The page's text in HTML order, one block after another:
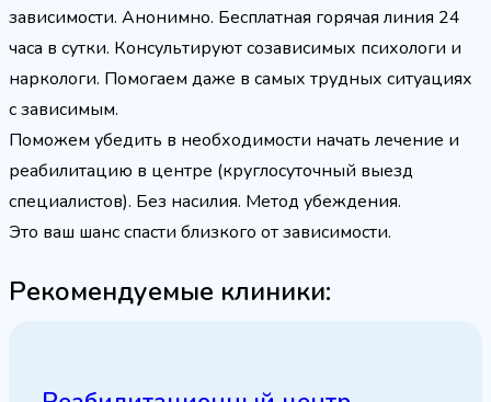
зависимости. Анонимно. Бесплатная горячая линия 24
часа в сутки. Консультируют созависимых психологи и
наркологи. Помогаем даже в самых трудных ситуациях
с зависимым.
Поможем убедить в необходимости начать лечение и
реабилитацию в центре (круглосуточный выезд
специалистов). Без насилия. Метод убеждения.
Это ваш шанс спасти близкого от зависимости.
Рекомендуемые клиники: